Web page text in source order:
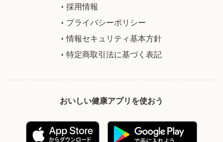
採用情報
プライバシーポリシー
情報セキュリティ基本方針
特定商取引法に基づく表記
おいしい健康アプリを使おう